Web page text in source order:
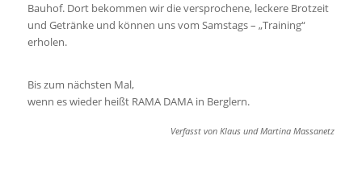
Bauhof. Dort bekommen wir die versprochene, leckere Brotzeit
und Getränke und können uns vom Samstags – „Training“
erholen.
Bis zum nächsten Mal,
wenn es wieder heißt RAMA DAMA in Berglern.
Verfasst von Klaus und Martina Massanetz